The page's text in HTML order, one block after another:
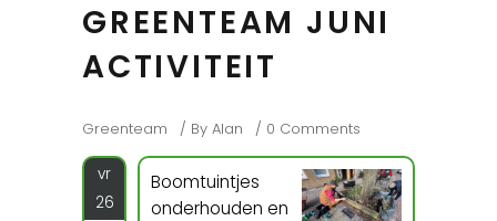
GREENTEAM JUNI
ACTIVITEIT
Greenteam By Alan 0 Comments
vr
26
Boomtuintjes
onderhouden en